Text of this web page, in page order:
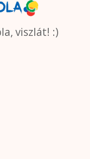
viszlát! :)